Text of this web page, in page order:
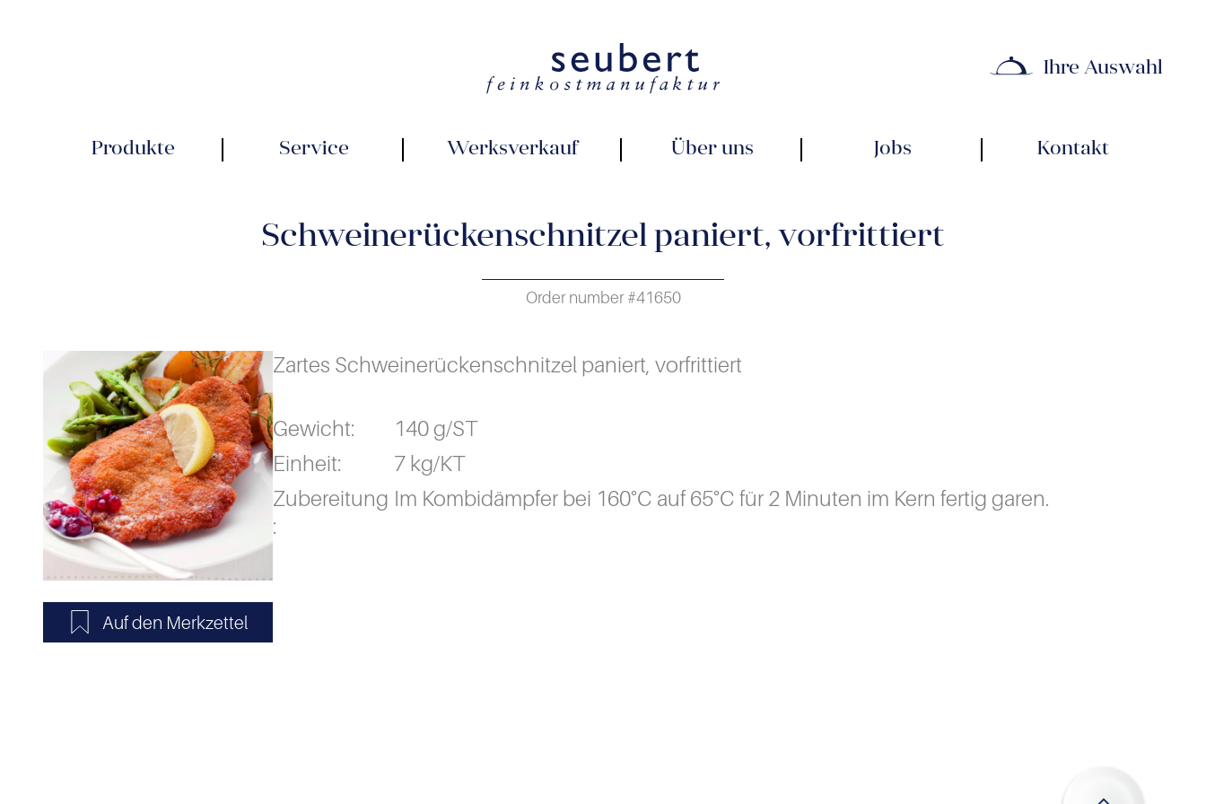
Ihre Auswahl
Produkte Service Werksverkauf Über uns Jobs Kontakt
Schweinerückenschnitzel paniert, vorfrittiert
Order number #41650
Zartes Schweinerückenschnitzel paniert, vorfrittiert
Gewicht:
140 g/ST
Einheit:
7 kg/KT
Zubereitung
:
Im Kombidämpfer bei 160°C auf 65°C für 2 Minuten im Kern fertig garen.